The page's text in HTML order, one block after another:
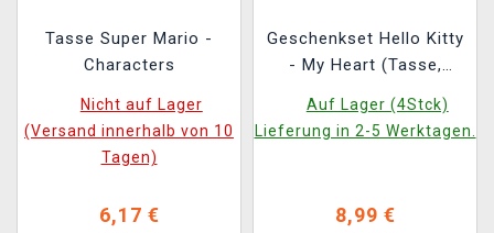
Tasse Super Mario -
Characters
Nicht auf Lager
(Versand innerhalb von 10
Tagen)
6,17 €
Geschenkset Hello Kitty
- My Heart (Tasse,
Untersetzer)
Auf Lager (4Stck)
Lieferung in 2-5 Werktagen.
8,99 €